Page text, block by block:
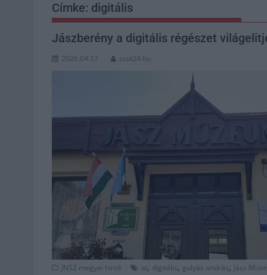
Címke: digitális
Jászberény a digitális régészet
2026.04.17. szol24.hu
JNSZ megyei hírek ai, digitális, gulyás andrás, Jász